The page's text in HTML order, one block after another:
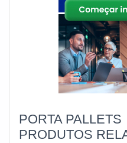
PORTA PALLETS
PRODUTOS